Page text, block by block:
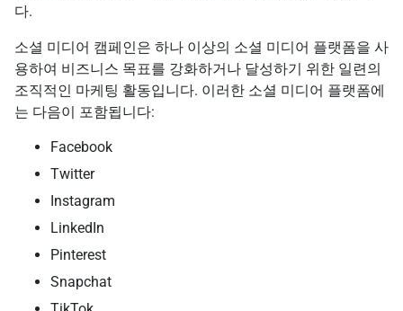
다.
소셜 미디어 캠페인은 하나 이상의 소셜 미디어 플랫폼을 사
용하여 비즈니스 목표를 강화하거나 달성하기 위한 일련의
조직적인 마케팅 활동입니다. 이러한 소셜 미디어 플랫폼에
는 다음이 포함됩니다:
Facebook
Twitter
Instagram
LinkedIn
Pinterest
Snapchat